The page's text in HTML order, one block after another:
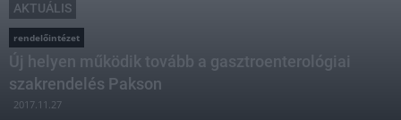
AKTUÁLIS
rendelőintézet
Új helyen működik tovább a gasztroenterológiai
szakrendelés Pakson
2017.11.27